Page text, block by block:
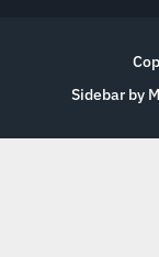
Sidebar by